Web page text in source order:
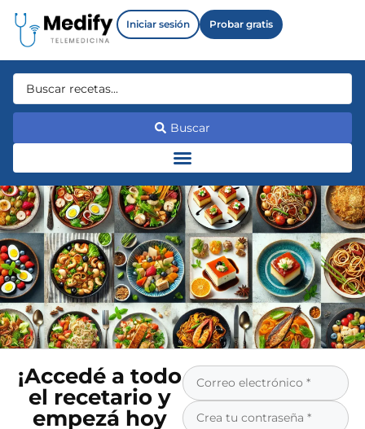
Iniciar sesión Probar gratis
Buscar
¡Accedé a todo
el recetario y
empezá hoy